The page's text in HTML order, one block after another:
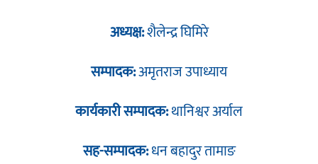
अध्यक्ष:शैलेन्द्र घिमिरे
सम्पादक:अमृतराज उपाध्याय
कार्यकारी सम्पादक:थानिश्वर अर्याल
सह-सम्पादक:धन बहादुर तामाङ